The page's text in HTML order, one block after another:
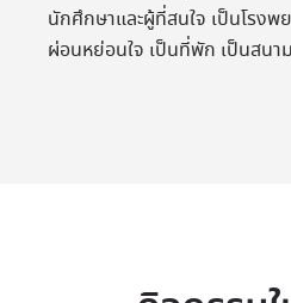
นักศึกษาและผู้ที่สนใจ เป็นโรง
ผ่อนหย่อนใจ เป็นที่พัก เป็นสนา